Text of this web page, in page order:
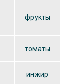
фрукты
томаты
инжир